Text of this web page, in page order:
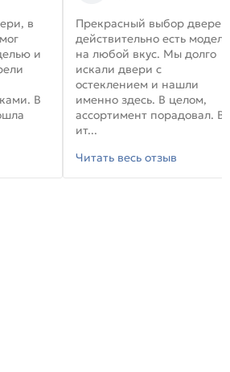
в
и
В
Прекрасный выбор
действительно есть модели
на любой вкус. Мы долго
искали двери с
остеклением и нашли
именно здесь. В целом,
ассортимент порадовал. В
ит...
Читать весь отзыв